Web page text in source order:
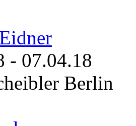
- 07.04.18
Berlin